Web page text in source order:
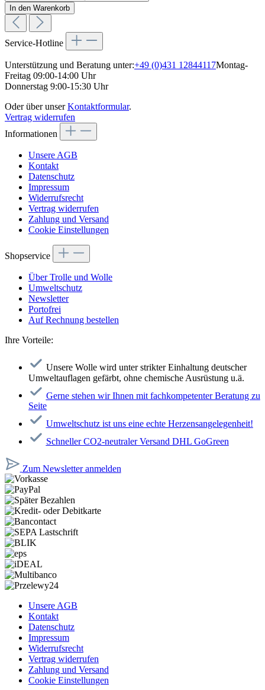
In den Warenkorb
Service-Hotline
Unterstützung und Beratung unter:+49 (0)431 12844117Montag-
Freitag 09:00-14:00 Uhr
Donnerstag 9:00-15:30 Uhr
Oder über unserKontaktformular.
Vertrag widerrufen
Informationen
Unsere AGB
Kontakt
Datenschutz
Impressum
Widerrufsrecht
Vertrag widerrufen
Zahlung und Versand
Cookie Einstellungen
Shopservice
Über Trolle und Wolle
Umweltschutz
Newsletter
Portofrei
Auf Rechnung bestellen
Ihre Vorteile:
Unsere Wolle wird unter strikter Einhaltung deutscher
Umweltauflagen gefärbt, ohne chemische Ausrüstung u.ä.
Gerne stehen wir Ihnen mit fachkompetenter Beratung zu
Seite
Umweltschutz ist uns eine echte Herzensangelegenheit!
Schneller CO2-neutraler Versand DHL GoGreen
Zum Newsletter anmelden
Unsere AGB
Kontakt
Datenschutz
Impressum
Widerrufsrecht
Vertrag widerrufen
Zahlung und Versand
Cookie Einstellungen